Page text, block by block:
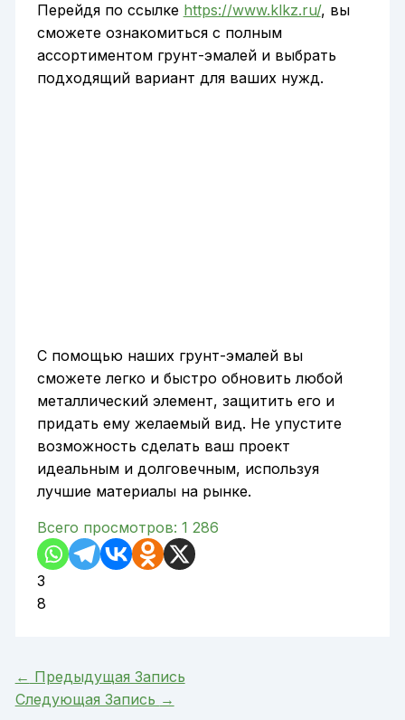
Перейдя по ссылке https://www.klkz.ru/, вы
сможете ознакомиться с полным
ассортиментом грунт-эмалей и выбрать
подходящий вариант для ваших нужд.
С помощью наших грунт-эмалей вы
сможете легко и быстро обновить любой
металлический элемент, защитить его и
придать ему желаемый вид. Не упустите
возможность сделать ваш проект
идеальным и долговечным, используя
лучшие материалы на рынке.
Всего просмотров: 1 286
3
8
← Предыдущая Запись
Следующая Запись →